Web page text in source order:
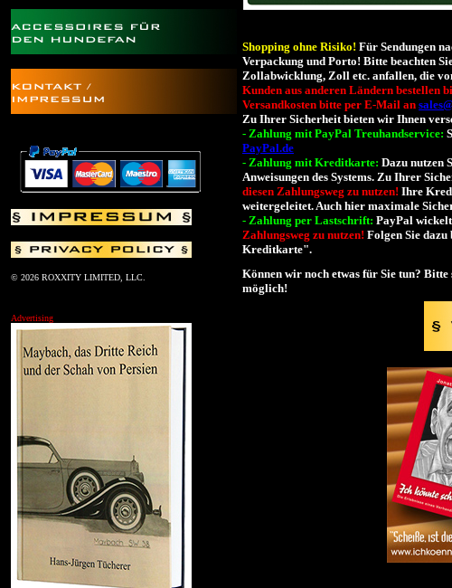
© 2026 ROXXITY LIMITED, LLC.
Advertising
Shopping ohne Risiko! Für Sendungen
Verpackung und Porto! Bitte beachten
Zollabwicklung, Zoll etc. anfallen, die
Kunden aus anderen Ländern bestellen
Versandkosten bitte per E-Mail an
Zu Ihrer Sicherheit bieten wir Ihnen
- Zahlung mit PayPal Treuhandservice:
PayPal.de
- Zahlung mit Kreditkarte: Dazu nutzen
Anweisungen des Systems. Zu Ihrer
diesen Zahlungsweg zu nutzen! Ihre
weitergeleitet. Auch hier maximale
- Zahlung per Lastschrift: PayPal
Zahlungsweg zu nutzen! Folgen Sie
Kreditkarte".
Können wir noch etwas für Sie tun?
möglich!